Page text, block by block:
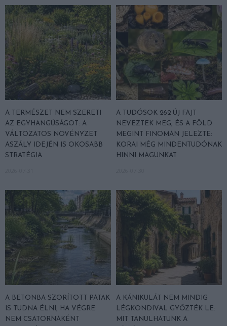
A TERMÉSZET NEM SZERETI
AZ EGYHANGÚSÁGOT: A
VÁLTOZATOS NÖVÉNYZET
ASZÁLY IDEJÉN IS OKOSABB
STRATÉGIA
A TUDÓSOK 262 ÚJ FAJT
NEVEZTEK MEG, ÉS A FÖLD
MEGINT FINOMAN JELEZTE:
KORAI MÉG MINDENTUDÓNAK
HINNI MAGUNKAT
A BETONBA SZORÍTOTT PATAK
IS TUDNA ÉLNI, HA VÉGRE
NEM CSATORNAKÉNT
A KÁNIKULÁT NEM MINDIG
LÉGKONDIVAL GYŐZTÉK LE:
MIT TANULHATUNK A